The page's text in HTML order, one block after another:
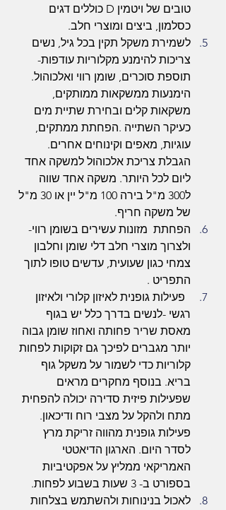
טובים של ויטמין D כוללים דגים
כסלמון, ביצים ומוצרי חלב.
לשמירת משקל תקין בכל גיל, נשים
צריכות להימנע מקלוריות עודפות-
תוספת סוכרים, שומן רווי ואלכוהול.
הימנעות ממשקאות ממותקים,
משקאות קלים ובחירת שתיית מים
כעיקר השתייה .הפחתת ממתקים,
עוגיות, מאפים וקינוחים אחרים.
הגבלת צריכת אלכוהול למשקה אחד
ליום לכל היותר. משקה אחד שווה
ל300 מ"ל בירה 100 מ"ל יין או 30 מ"ל
של משקה חריף.
הפחתת  מזונות עשירים בשומן רווי-
ולצרוך מוצרי חלב דלי שומן וחלבון
צמחי כגון שעועית, עדשים טופו לתוך
התפריט .
  פעילות גופנית לאיזון קלורי ולאיזון
רגשי -לנשים בדרך כלל יש בגוף
מאסת שריר פחותה ואחוז שומן גבוה
יותר מגברים לפיכך גם זקוקות לפחות
קלוריות כדי לשמור על משקל גוף
בריא. בנוסף מחקרים מראים
שפעילות פיזית סדירה יכולה להפחית
מתח ולהקל על מצבי רוח ודיכאון.
פעילות גופנית מהווה זריקת מרץ
לסדר היום. הארגון הדיאטטי
האמריקאי ממליץ על אפקטיביות
בספורט ב- 3 שעות בשבוע לפחות.
לאכול בנינוחות ולהשתמש בצלחות